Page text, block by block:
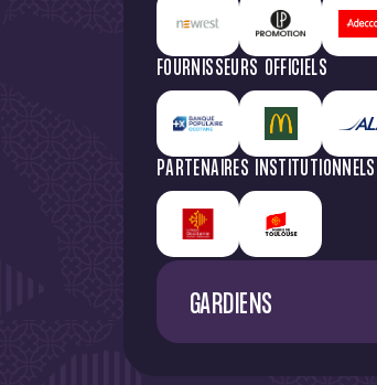
FOURNISSEURS OFFICIELS
PARTENAIRES INSTITUTIONNELS
GARDIENS